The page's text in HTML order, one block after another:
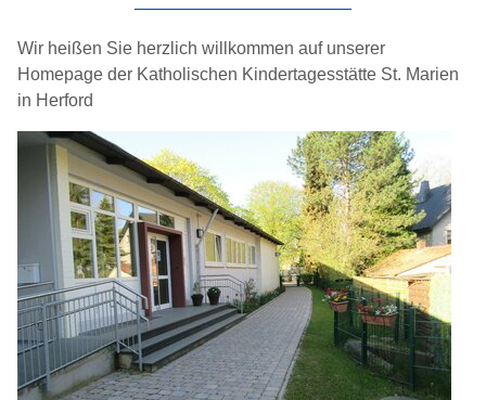
Wir heißen Sie herzlich willkommen auf unserer
Homepage der Katholischen Kindertagesstätte St. Marien
in Herford